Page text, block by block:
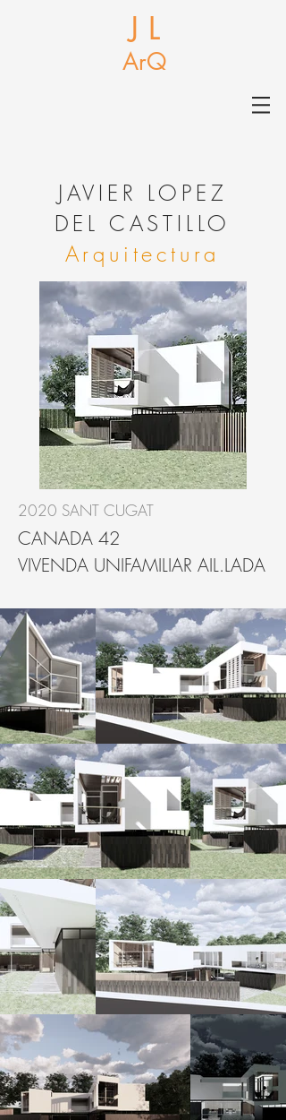
J L
ArQ
JAVIER LOPEZ
DEL CASTILLO
Arquitectura
2020 SANT CUGAT
CANADA 42
VIVENDA UNIFAMILIAR AIL.LADA